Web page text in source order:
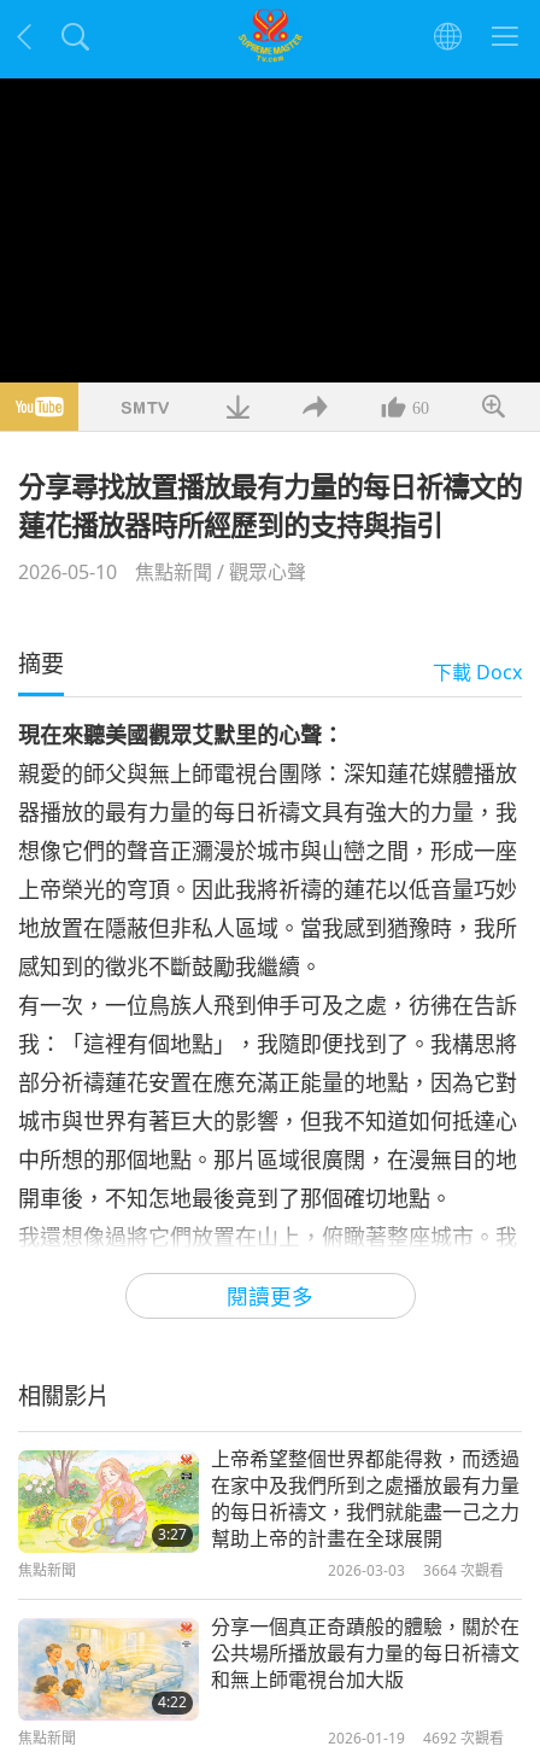
60
分享尋找放置播放最有力量的每日祈禱文的
蓮花播放器時所經歷到的支持與指引
2026-05-10 焦點新聞 /觀眾心聲
摘要 下載 Docx
閱讀更多
現在來聽美國觀眾艾默里的心聲：
親愛的師父與無上師電視台團隊：深知蓮花媒體播放
器播放的最有力量的每日祈禱文具有強大的力量，我
想像它們的聲音正瀰漫於城市與山巒之間，形成一座
上帝榮光的穹頂。因此我將祈禱的蓮花以低音量巧妙
地放置在隱蔽但非私人區域。當我感到猶豫時，我所
感知到的徵兆不斷鼓勵我繼續。
有一次，一位鳥族人飛到伸手可及之處，彷彿在告訴
我：「這裡有個地點」，我隨即便找到了。我構思將
部分祈禱蓮花安置在應充滿正能量的地點，因為它對
城市與世界有著巨大的影響，但我不知道如何抵達心
中所想的那個地點。那片區域很廣闊，在漫無目的地
開車後，不知怎地最後竟到了那個確切地點。
我還想像過將它們放置在山上，俯瞰著整座城市。我
在地圖上隨意標記一條登山步道，直到抵達現場才發
現，那確實是一座能將整座城市盡收眼底的高山。當
貓頭鷹族人一同落在桿子上—那時天色尚明，這相當
不尋常。我聽說貓頭鷹族人是指引或守護的靈性象
徵。我真心希望我確實受到指引。
我也想分享一件事，那件事讓我因敬畏神聖能量而感
動落淚。回家途中，我感到疲憊，便順道前往尤迦南
達的「自我了悟協會」湖畔聖地，因為那裡充滿靈性
能量，想在車內靜坐冥想。當我駕車繞行聖地時，驚
見原本矗立著的建築物只剩下一片空地，這才意識到
這裡是洛杉磯那場毀滅性大火的災區之一。道場外僅
剩殘垣斷壁，但那座雄偉的建築，連同耶穌基督、尤
相關影片
3:27
上帝希望整個世界都能得救，而透過
在家中及我們所到之處播放最有力量
的每日祈禱文，我們就能盡一己之力
幫助上帝的計畫在全球展開
焦點新聞 2026-03-03 3664次觀看
4:22
分享一個真正奇蹟般的體驗，關於在
公共場所播放最有力量的每日祈禱文
和無上師電視台加大版
焦點新聞 2026-01-19 4692 次觀看